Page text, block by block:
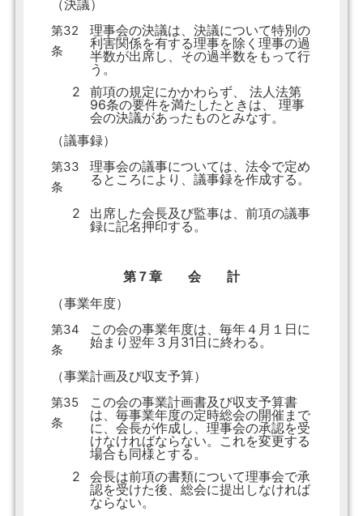
（決議）
第32
条
理事会の決議は、決議について特別の
利害関係を有する理事を除く理事の過
半数が出席し、その過半数をもって行
う。
2
前項の規定にかかわらず、 法人法第
96条の要件を満たしたときは、 理事
会の決議があったものとみなす。
（議事録）
第33
条
理事会の議事については、法令で定め
るところにより、議事録を作成する。
2
出席した会長及び監事は、前項の議事
録に記名押印する。
第７章 会 計
（事業年度）
第34
条
この会の事業年度は、毎年４月１日に
始まり翌年３月31日に終わる。
（事業計画及び収支予算）
第35
条
この会の事業計画書及び収支予算書
は、毎事業年度の定時総会の開催まで
に、会長が作成し、理事会の承認を受
けなければならない。これを変更する
場合も同様とする。
2
会長は前項の書類について理事会で承
認を受けた後、総会に提出しなければ
ならない。